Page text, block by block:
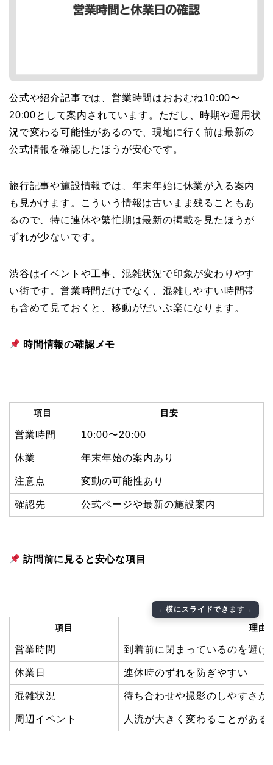
公式や紹介記事では、営業時間はおおむね10:00〜
20:00として案内されています。ただし、時期や運用状
況で変わる可能性があるので、現地に行く前は最新の
公式情報を確認したほうが安心です。
旅行記事や施設情報では、年末年始に休業が入る案内
も見かけます。こういう情報は古いまま残ることもあ
るので、特に連休や繁忙期は最新の掲載を見たほうが
ずれが少ないです。
渋谷はイベントや工事、混雑状況で印象が変わりやす
い街です。営業時間だけでなく、混雑しやすい時間帯
も含めて見ておくと、移動がだいぶ楽になります。
時間情報の確認メモ
項目 目安
営業時間 10:00〜20:00
休業 年末年始の案内あり
注意点 変動の可能性あり
確認先 公式ページや最新の施設案内
訪問前に見ると安心な項目
項目 理由
営業時間 到着前に閉まっているのを避け
休業日 連休時のずれを防ぎやすい
混雑状況 待ち合わせや撮影のしやすさが
周辺イベント 人流が大きく変わることがある